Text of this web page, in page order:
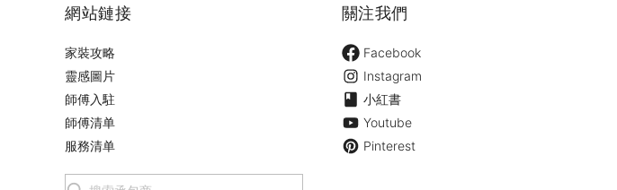
網站鏈接
家裝攻略
靈感圖片
師傅入駐
師傅清单
服務清单
關注我們
Facebook
Instagram
小紅書
Youtube
Pinterest